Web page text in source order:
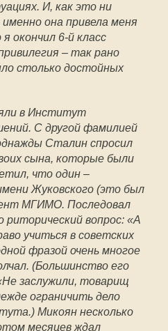
И, как это ни
именно она привела меня
окончил 6-й класс
– так рано
столько достойных
в Институт
С другой фамилией
Сталин спросил
сына, которые были
что один –
Жуковского (это был
МГИМО. Последовал
риторический вопрос: «А
учиться в советских
фразой очень многое
(Большинство его
заслужили, товарищ
ограничить дело
Микоян несколько
месяцев ждал